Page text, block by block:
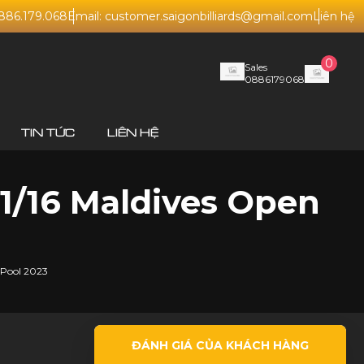
Email: customer.saigonbilliards@gmail.comLiên hệ
Sales
0886179068
0
TIN TỨC LIÊN HỆ
16 Maldives Open
2023
ĐÁNH GIÁ CỦA KHÁCH HÀNG